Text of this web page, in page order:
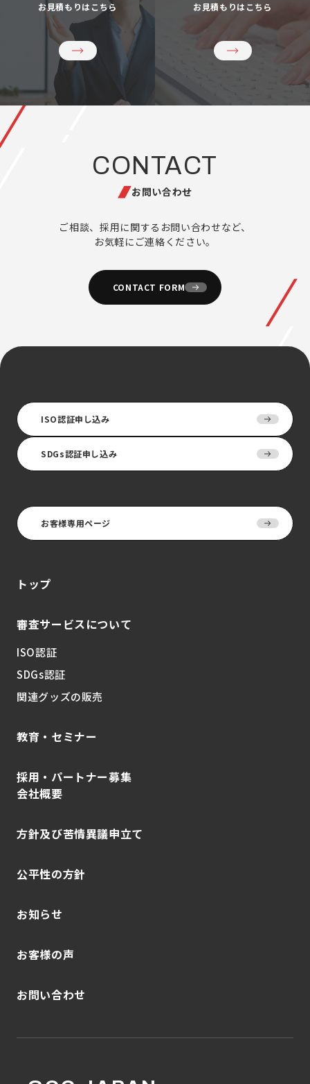
お見積もりはこちら お見積もりはこちら
CONTACT
お問い合わせ
ご相談、採用に関するお問い合わせなど、
お気軽にご連絡ください。
CONTACT FORM
ISO認証申し込み
SDGs認証申し込み
お客様専用ページ
トップ
審査サービスについて
ISO認証
SDGs認証
関連グッズの販売
教育・セミナー
採用・パートナー募集
会社概要
方針及び苦情異議申立て
公平性の方針
お知らせ
お客様の声
お問い合わせ